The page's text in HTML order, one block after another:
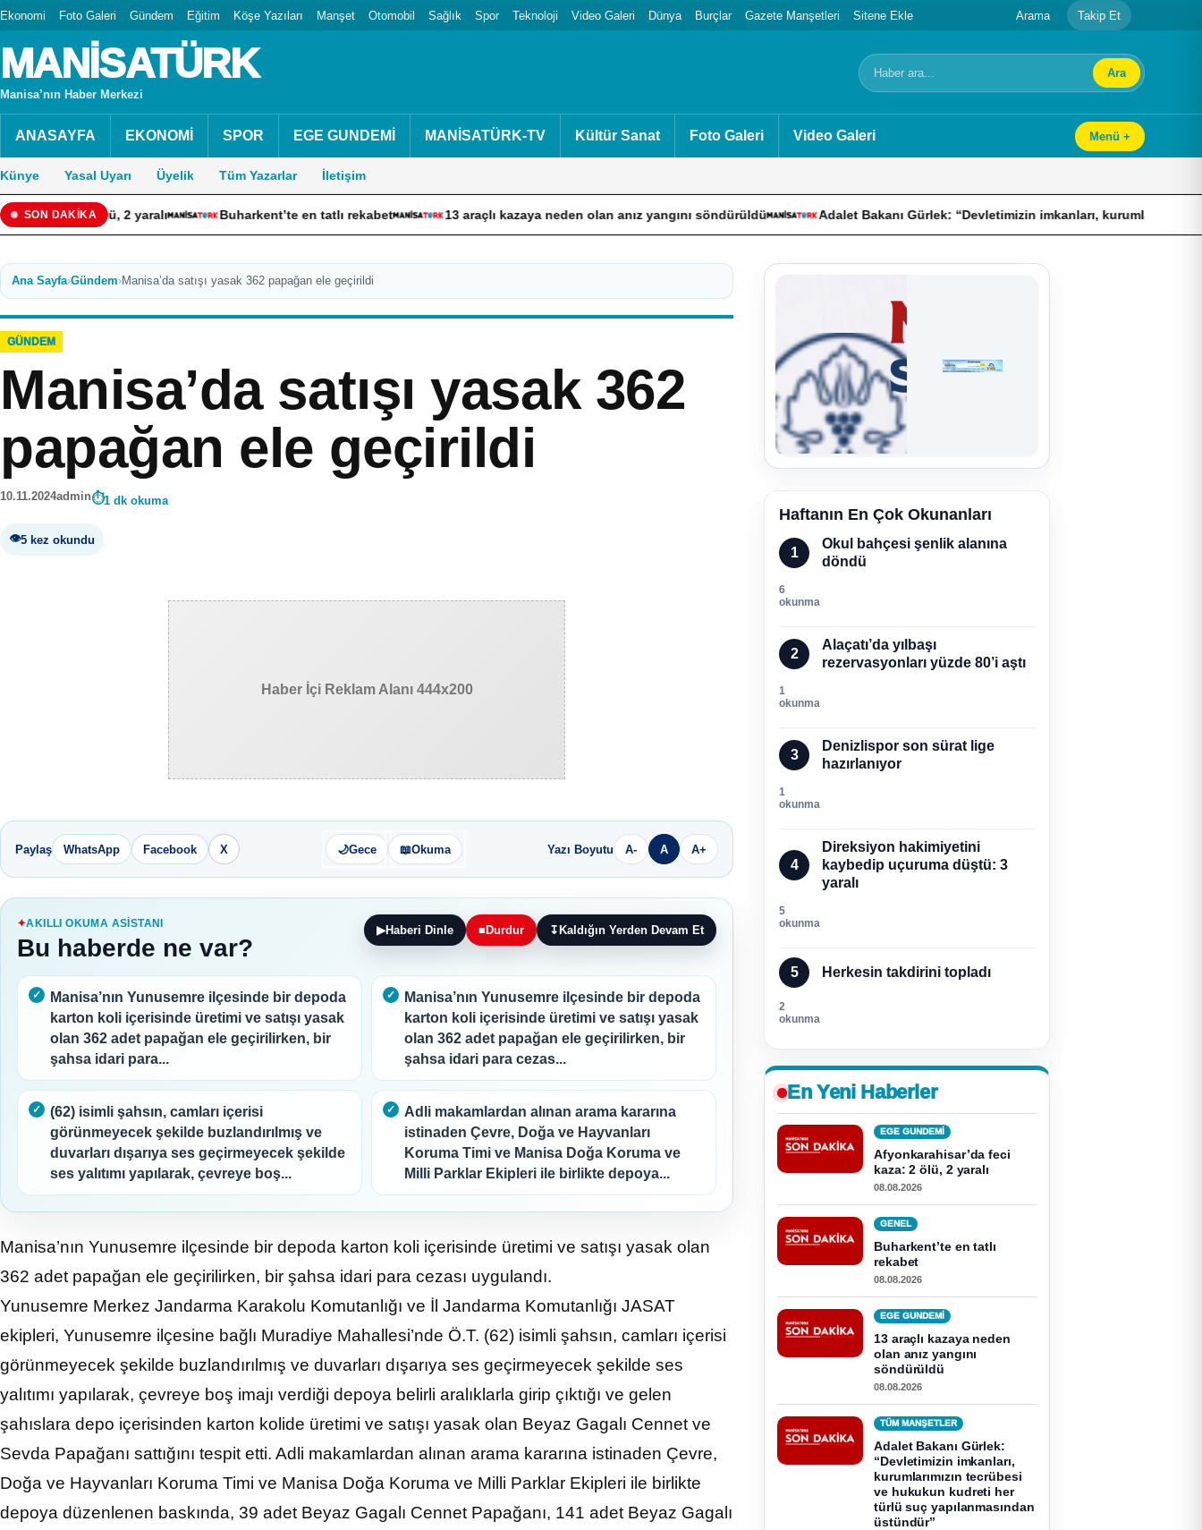
Ekonomi Foto Galeri Gündem Eğitim Köşe Yazıları Manşet Otomobil Sağlık Spor Teknoloji Video Galeri Dünya Burçlar Gazete Manşetleri Sitene Ekle Arama Takip Et
MANİSATÜRK
Manisa’nın Haber Merkezi
Arama Ara
ANASAYFA EKONOMİ SPOR EGE GUNDEMİ MANİSATÜRK-TV Kültür Sanat Foto Galeri Video Galeri Menü +
Künye Yasal Uyarı Üyelik Tüm Yazarlar İletişim
SON DAKİKA
ölü, 2 yaralı Buharkent’te en tatlı rekabet 13 araçlı kazaya neden olan anız yangını söndürüldü Adalet Bakanı Gürlek: “Devletimizin imkanları, kurumlarımızın tecrübesi
Ana Sayfa›Gündem›Manisa’da satışı yasak 362 papağan ele geçirildi
GÜNDEM
Manisa’da satışı yasak 362
papağan ele geçirildi
10.11.2024admin 1 dk okuma
5 kez okundu
Haber İçi Reklam Alanı 444x200
Paylaş WhatsApp Facebook X 🌙Gece 📖Okuma Yazı Boyutu A- A A+
AKILLI OKUMA ASISTANI
Bu haberde ne var?
▶Haberi Dinle ■ Durdur ↧ Kaldığın Yerden Devam Et
Manisa’nın Yunusemre ilçesinde bir depoda
karton koli içerisinde üretimi ve satışı yasak
olan 362 adet papağan ele geçirilirken, bir
şahsa idari para...
Manisa’nın Yunusemre ilçesinde bir depoda
karton koli içerisinde üretimi ve satışı yasak
olan 362 adet papağan ele geçirilirken, bir
şahsa idari para cezas...
(62) isimli şahsın, camları içerisi
görünmeyecek şekilde buzlandırılmış ve
duvarları dışarıya ses geçirmeyecek şekilde
ses yalıtımı yapılarak, çevreye boş...
Adli makamlardan alınan arama kararına
istinaden Çevre, Doğa ve Hayvanları
Koruma Timi ve Manisa Doğa Koruma ve
Milli Parklar Ekipleri ile birlikte depoya...
Manisa’nın Yunusemre ilçesinde bir depoda karton koli içerisinde üretimi ve satışı yasak olan
362 adet papağan ele geçirilirken, bir şahsa idari para cezası uygulandı.
Yunusemre Merkez Jandarma Karakolu Komutanlığı ve İl Jandarma Komutanlığı JASAT
ekipleri, Yunusemre ilçesine bağlı Muradiye Mahallesi’nde Ö.T. (62) isimli şahsın, camları içerisi
görünmeyecek şekilde buzlandırılmış ve duvarları dışarıya ses geçirmeyecek şekilde ses
yalıtımı yapılarak, çevreye boş imajı verdiği depoya belirli aralıklarla girip çıktığı ve gelen
şahıslara depo içerisinden karton kolide üretimi ve satışı yasak olan Beyaz Gagalı Cennet ve
Sevda Papağanı sattığını tespit etti. Adli makamlardan alınan arama kararına istinaden Çevre,
Doğa ve Hayvanları Koruma Timi ve Manisa Doğa Koruma ve Milli Parklar Ekipleri ile birlikte
depoya düzenlenen baskında, 39 adet Beyaz Gagalı Cennet Papağanı, 141 adet Beyaz Gagalı
Haftanın En Çok Okunanları
1
Okul bahçesi şenlik alanına
döndü
6
okunma
2
Alaçatı’da yılbaşı
rezervasyonları yüzde 80’i aştı
1
okunma
3
Denizlispor son sürat lige
hazırlanıyor
1
okunma
4
Direksiyon hakimiyetini
kaybedip uçuruma düştü: 3
yaralı
5
okunma
5 Herkesin takdirini topladı
2
okunma
En Yeni Haberler
EGE GUNDEMİ
Afyonkarahisar’da feci
kaza: 2 ölü, 2 yaralı
08.08.2026
GENEL
Buharkent’te en tatlı
rekabet
08.08.2026
EGE GUNDEMİ
13 araçlı kazaya neden
olan anız yangını
söndürüldü
08.08.2026
TÜM MANŞETLER
Adalet Bakanı Gürlek:
“Devletimizin imkanları,
kurumlarımızın tecrübesi
ve hukukun kudreti her
türlü suç yapılanmasından
üstündür”